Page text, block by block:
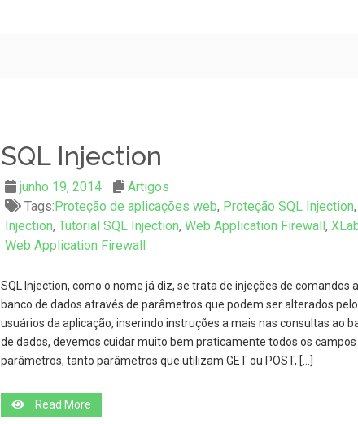
SQL Injection
junho 19, 2014
Artigos
Tags:Proteção de aplicações web, Proteção SQL Injection,
Injection, Tutorial SQL Injection, Web Application Firewall,
Web Application Firewall
SQL Injection, como o nome já diz, se trata de injeções de comandos
banco de dados através de parâmetros que podem ser alterados
usuários da aplicação, inserindo instruções a mais nas consultas ao
de dados, devemos cuidar muito bem praticamente todos os campos
parâmetros, tanto parâmetros que utilizam GET ou POST, […]
Read More